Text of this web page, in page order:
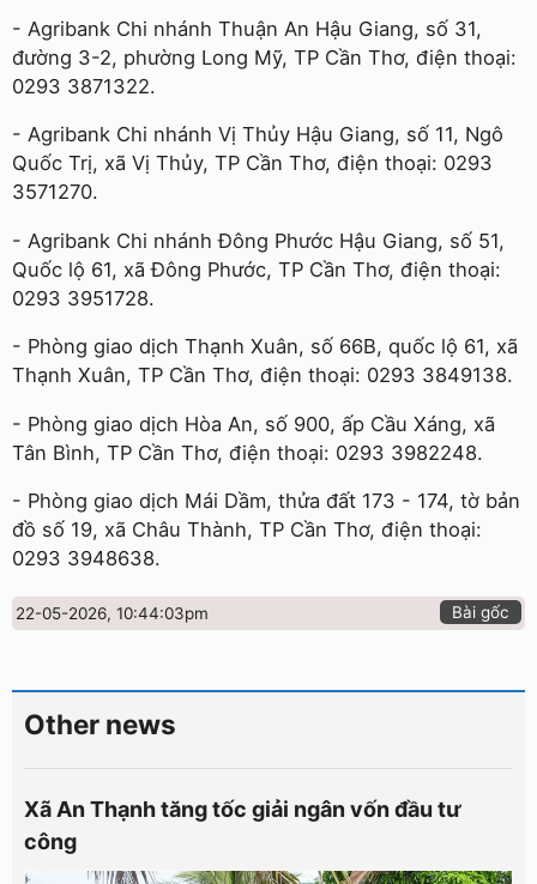
- Agribank Chi nhánh Thuận An Hậu Giang, số 31,
đường 3-2, phường Long Mỹ, TP Cần Thơ, điện thoại:
0293 3871322.
- Agribank Chi nhánh Vị Thủy Hậu Giang, số 11, Ngô
Quốc Trị, xã Vị Thủy, TP Cần Thơ, điện thoại: 0293
3571270.
- Agribank Chi nhánh Đông Phước Hậu Giang, số 51,
Quốc lộ 61, xã Đông Phước, TP Cần Thơ, điện thoại:
0293 3951728.
- Phòng giao dịch Thạnh Xuân, số 66B, quốc lộ 61, xã
Thạnh Xuân, TP Cần Thơ, điện thoại: 0293 3849138.
- Phòng giao dịch Hòa An, số 900, ấp Cầu Xáng, xã
Tân Bình, TP Cần Thơ, điện thoại: 0293 3982248.
- Phòng giao dịch Mái Dầm, thửa đất 173 - 174, tờ bản
đồ số 19, xã Châu Thành, TP Cần Thơ, điện thoại:
0293 3948638.
22-05-2026, 10:44:03pm Bài gốc
Other news
Xã An Thạnh tăng tốc giải ngân vốn đầu tư
công